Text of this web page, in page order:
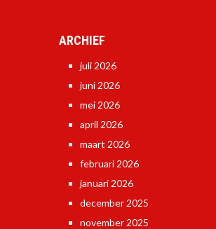
ARCHIEF
juli 2026
juni 2026
mei 2026
april 2026
maart 2026
februari 2026
januari 2026
december 2025
november 2025